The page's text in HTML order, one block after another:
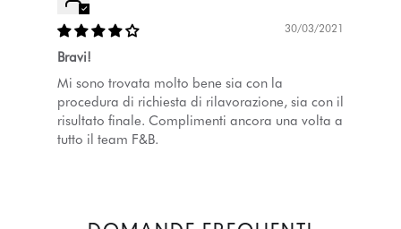
30/03/2021
Bravi!
Mi sono trovata molto bene sia con la
procedura di richiesta di rilavorazione, sia con il
risultato finale. Complimenti ancora una volta a
tutto il team F&B.